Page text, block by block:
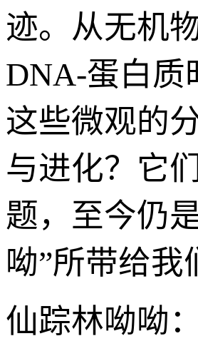
迹。从无机
DNA-蛋白质
这些微观的
与进化？它
题，至今仍
呦”所带给
仙踪林呦呦